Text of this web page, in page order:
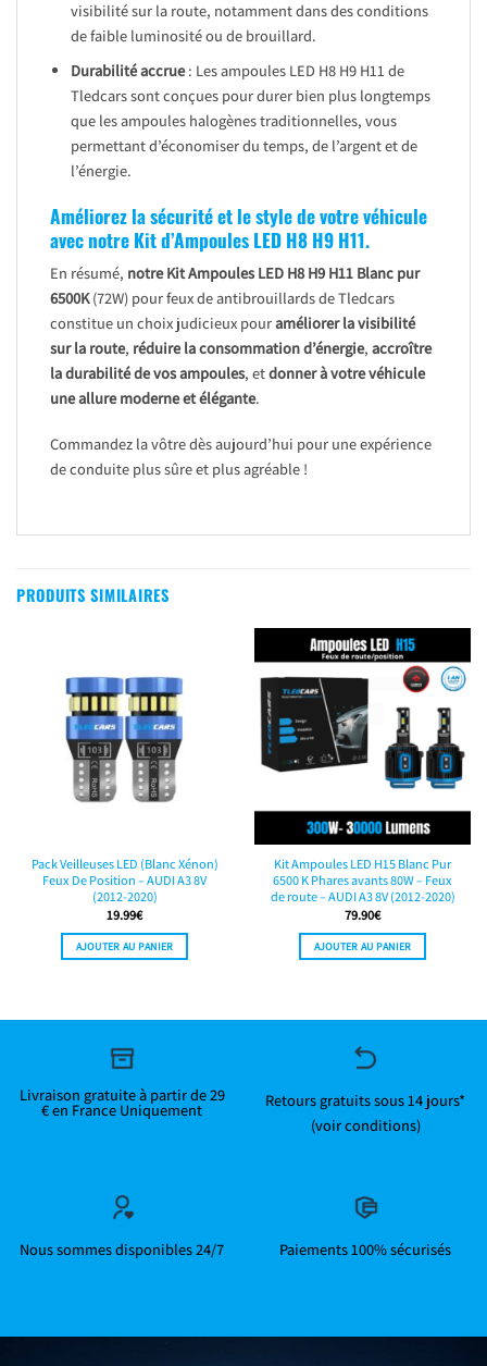
visibilité sur la route, notamment dans des conditions
de faible luminosité ou de brouillard.
Durabilité accrue: Les ampoules LED H8 H9 H11 de
Tledcars sont conçues pour durer bien plus longtemps
que les ampoules halogènes traditionnelles, vous
permettant d’économiser du temps, de l’argent et de
l’énergie.
Améliorez la sécurité et le style de votre véhicule
avec notre Kit d’Ampoules LED H8 H9 H11.
En résumé, notre Kit Ampoules LED H8 H9 H11 Blanc pur
6500K(72W) pour feux de antibrouillards de Tledcars
constitue un choix judicieux pouraméliorer la visibilité
sur la route, réduire la consommation d’énergie, accroître
la durabilité de vos ampoules, etdonner à votre véhicule
une allure moderne et élégante.
Commandez la vôtre dès aujourd’hui pour une expérience
de conduite plus sûre et plus agréable !
PRODUITS SIMILAIRES
Pack Veilleuses LED (Blanc Xénon)
Feux De Position – AUDI A3 8V
(2012-2020)
19.99€
AJOUTER AU PANIER
Kit Ampoules LED H15 Blanc Pur
6500 K Phares avants 80W – Feux
de route – AUDI A3 8V (2012-2020)
79.90€
AJOUTER AU PANIER
Livraison gratuite à partir de 29
€ en France Uniquement
Retours gratuits sous 14 jours*
(voir conditions)
Nous sommes disponibles 24/7 Paiements 100% sécurisés